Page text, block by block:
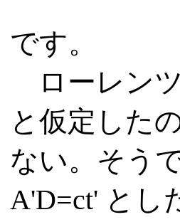
です。
ローレン
と仮定した
ない。そう
A'D=ct' とし